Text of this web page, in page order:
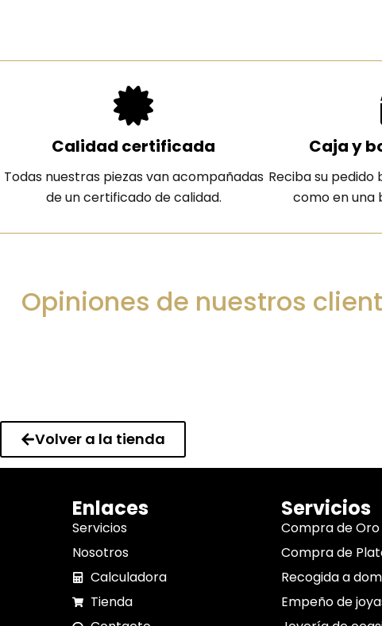
Calidad certificada
Todas nuestras piezas van acompañadas
de un certificado de calidad.
Caja y
Reciba su
como en una
Opiniones de nuestros
Volver a la tienda
Enlaces
Servicios
Nosotros
Calculadora
Tienda
Servicios
Compra de Oro
Compra de
Recogida a
Empeño de